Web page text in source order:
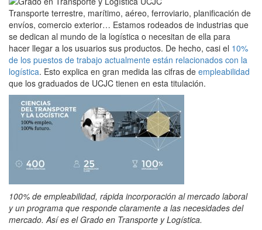
Transporte terrestre, marítimo, aéreo, ferroviario, planificación de
envíos, comercio exterior… Estamos rodeados de industrias que
se dedican al mundo de la logística o necesitan de ella para
hacer llegar a los usuarios sus productos. De hecho, casi el 10%
de los puestos de trabajo actualmente están relacionados con la
logística. Esto explica en gran medida las cifras de empleabilidad
que los graduados de UCJC tienen en esta titulación.
100% de empleabilidad, rápida incorporación al mercado laboral
y un programa que responde claramente a las necesidades del
mercado. Así es el Grado en Transporte y Logística.